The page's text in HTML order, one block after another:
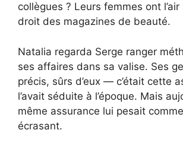
collègues ? Leurs femmes ont
droit des magazines de beauté.
Natalia regarda Serge ranger
ses affaires dans sa valise. Ses
précis, sûrs d’eux — c’était cette
l’avait séduite à l’époque. Mais
même assurance lui pesait
écrasant.